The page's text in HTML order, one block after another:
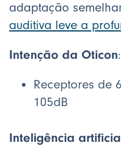
adaptação
auditiva leve a
Intenção da Oticon:
Receptores de
105dB
Inteligência